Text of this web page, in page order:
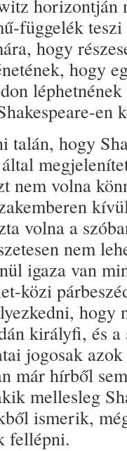
horizontján
függelék
hogy
hogy
en
talán, hogy
nem volna
volna a
nem
igaza van
közi
hogy
királyfi, és a
jogosak
már hírből
mellesleg
ismerik,
fellépni.